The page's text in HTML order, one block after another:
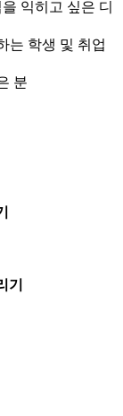
익히고 싶은 디
는 학생 및 취업
분
기